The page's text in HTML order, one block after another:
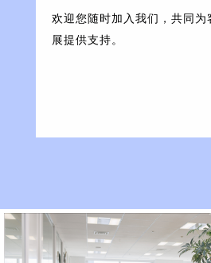
欢迎您随时加入我们，共同
展提供支持。